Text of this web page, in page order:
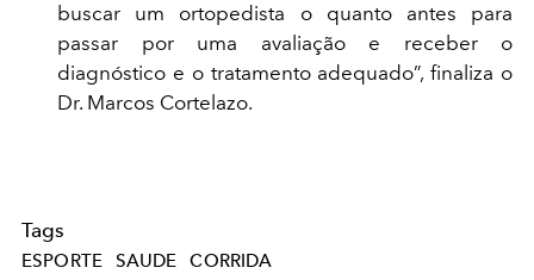
buscar um ortopedista o quanto antes para
passar por uma avaliação e receber o
diagnóstico e o tratamento adequado”, finaliza o
Dr. Marcos Cortelazo.
Tags
ESPORTE SAUDE CORRIDA